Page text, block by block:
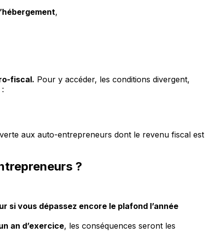
,
fiscal. Pour y accéder, les conditions divergent,
aux auto-entrepreneurs dont le revenu fiscal est
?
si vous dépassez encore le plafond l’année
an d’exercice, les conséquences seront les